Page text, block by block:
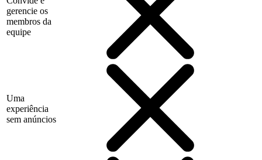
gerencie os
membros da
equipe
Uma
experiência
sem anúncios